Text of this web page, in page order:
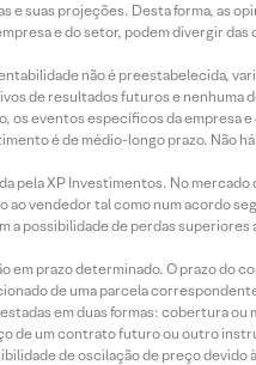
e suas projeções. Desta forma, as
e do setor, podem divergir das
não é preestabelecida,
de resultados futuros e nenhuma
os eventos específicos da empresa
é de médio-longo prazo. Não
pela XP Investimentos. No mercado
vendedor tal como num acordo
possibilidade de perdas superiores
em prazo determinado. O prazo do
de uma parcela
em duas formas: cobertura ou
de um contrato futuro ou outro
de oscilação de preço devido